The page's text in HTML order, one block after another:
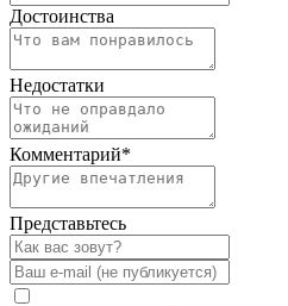
Достоинства
Недостатки
Комментарий*
Представьтесь